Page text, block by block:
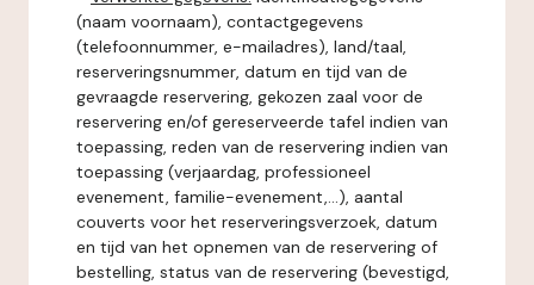
(naam voornaam), contactgegevens
(telefoonnummer, e-mailadres), land/taal,
reserveringsnummer, datum en tijd van de
gevraagde reservering, gekozen zaal voor de
reservering en/of gereserveerde tafel indien van
toepassing, reden van de reservering indien van
toepassing (verjaardag, professioneel
evenement, familie-evenement,...), aantal
couverts voor het reserveringsverzoek, datum
en tijd van het opnemen van de reservering of
bestelling, status van de reservering (bevestigd,